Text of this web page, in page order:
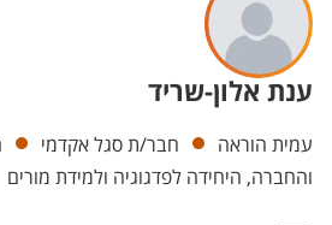
ענת אלון-שריד
Departments
עמית הוראה חבר/ת סגל אקדמי
והחברה, היחידה לפדגוגיה ולמידת מורים